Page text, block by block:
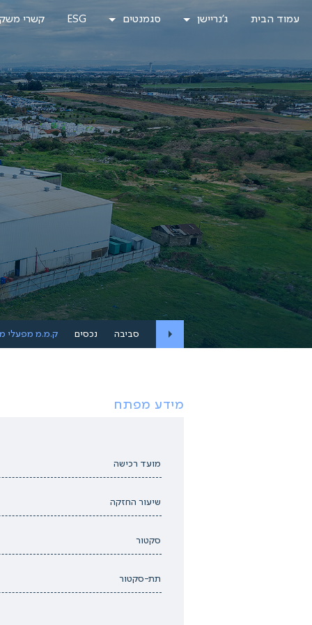
עמוד הבית ג'נריישן סגמנטים ESG קשרי
סביבה נכסים ק.מ.מ מפעלי
מידע מפתח
מועד רכישה
שיעור החזקה
סקטור
תת-סקטור